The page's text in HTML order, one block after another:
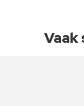
Vaak